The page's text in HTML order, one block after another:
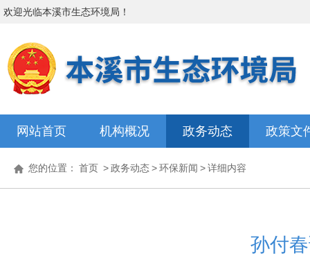
欢迎光临本溪市生态环境局 ！
网站首页 机构概况 政务动态 政策文
您的位置： 首页 >政务动态>环保新闻 >详细内容
孙付